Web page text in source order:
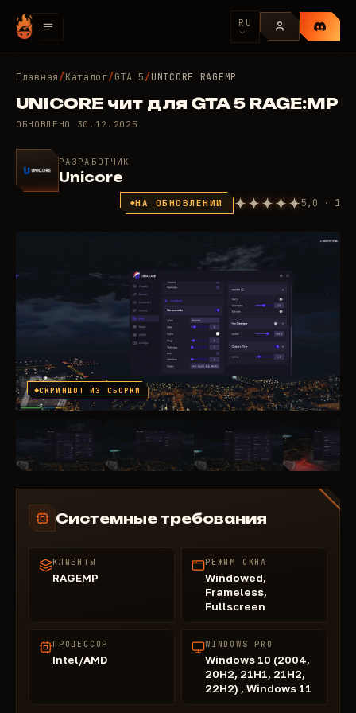
RU
Главная/Каталог/GTA 5/UNICORE RAGEMP
UNICORE чит для GTA 5 RAGE:MP
ОБНОВЛЕНО 30.12.2025
РАЗРАБОТЧИК
Unicore
НА ОБНОВЛЕНИИ 5,0 · 1
СКРИНШОТ ИЗ СБОРКИ
Системные требования
КЛИЕНТЫ
RAGEMP
РЕЖИМ ОКНА
Windowed,
Frameless,
Fullscreen
ПРОЦЕССОР
Intel/AMD
WINDOWS PRO
Windows 10 (2004,
20H2, 21H1, 21H2,
22H2) , Windows 11